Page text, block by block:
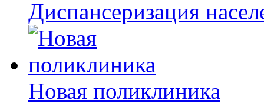
Диспансеризация
Новая поликлиника